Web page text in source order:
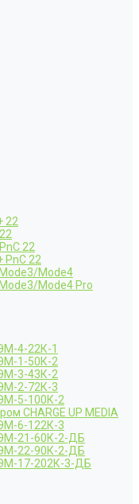
22
22
PnC 22
Mode4
Mode4 Pro
4-22К-1
1-50К-2
3-43К-2
2-72К-3
5-100К-2
CHARGE UP MEDIA
6-122К-3
21-60К-2-ДБ
22-90К-2-ДБ
17-202К-3-ДБ